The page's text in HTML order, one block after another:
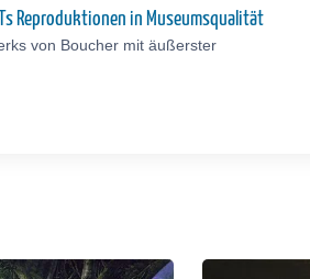
Reproduktionen in Museumsqualität
von Boucher mit äußerster